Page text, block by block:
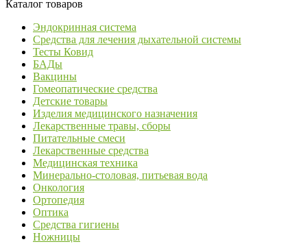
Каталог товаров
Эндокринная система
Средства для лечения дыхательной системы
Тесты Ковид
БАДы
Вакцины
Гомеопатические средства
Детские товары
Изделия медицинского назначения
Лекарственные травы, сборы
Питательные смеси
Лекарственные средства
Медицинская техника
Минерально-столовая, питьевая вода
Онкология
Ортопедия
Оптика
Средства гигиены
Ножницы